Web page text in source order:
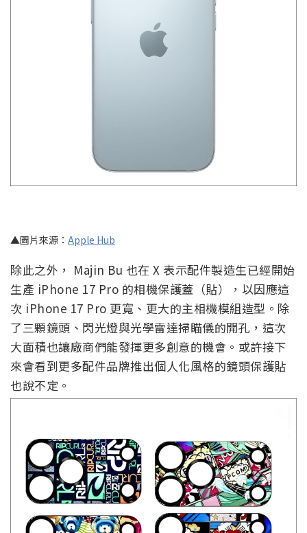
▲圖片來源： Apple Hub
除此之外， Majin Bu 也在 X 表示配件製造生已經開始
生產 iPhone 17 Pro 的相機保護蓋（貼），以因應這
次 iPhone 17 Pro 更寬、更大的主相機模組造型。除
了三顆鏡頭、閃光燈與光學雷達掃瞄儀的開孔，這次
大面積也讓廠商們能發揮更多創意的機會。或許接下
來會看到更多配件品牌推出個人化風格的鏡頭保護貼
也說不定。